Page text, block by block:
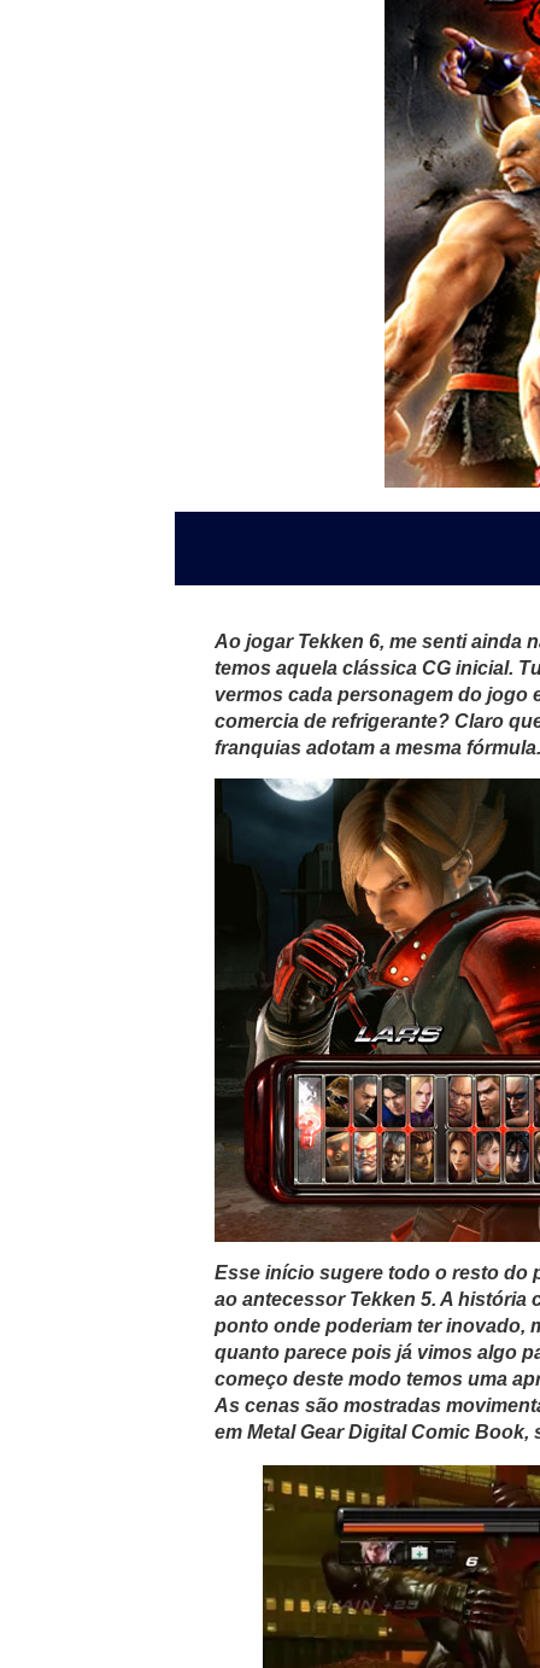
Ao jogar Tekken 6, me senti ainda
temos aquela clássica CG inicial.
vermos cada personagem do jogo
comercia de refrigerante? Claro
franquias adotam a mesma
Esse início sugere todo o resto do
ao antecessor Tekken 5. A
ponto onde poderiam ter inovado,
quanto parece pois já vimos algo
começo deste modo temos uma
As cenas são mostradas
em Metal Gear Digital Comic